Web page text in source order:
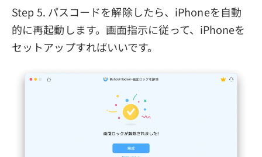
Step 5. パスコードを解除したら、iPhoneを自動
的に再起動します。画面指示に従って、iPhoneを
セットアップすればいいです。